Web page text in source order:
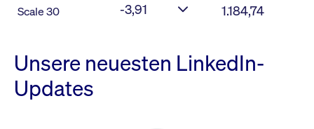
Scale 30 -3,91 1.184,74
Unsere neuesten LinkedIn-
Updates